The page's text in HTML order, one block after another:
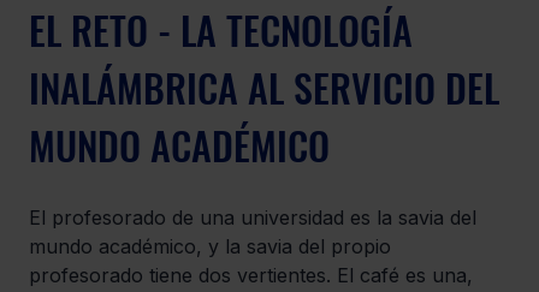
EL RETO - LA TECNOLOGÍA
INALÁMBRICA AL SERVICIO DEL
MUNDO ACADÉMICO
El profesorado de una universidad es la savia del
mundo académico, y la savia del propio
profesorado tiene dos vertientes. El café es una,